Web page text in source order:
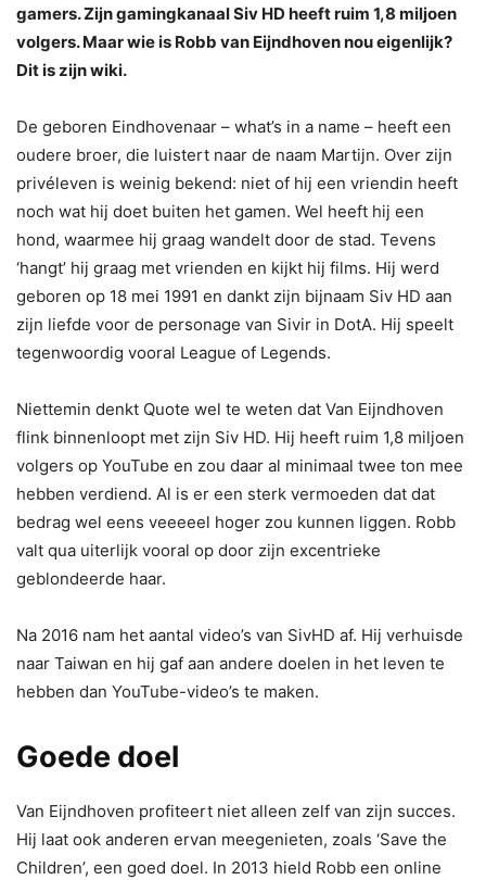
gamers. Zijn gamingkanaal Siv HD heeft ruim 1,8 miljoen
volgers. Maar wie is Robb van Eijndhoven nou eigenlijk?
Dit is zijn wiki.
De geboren Eindhovenaar – what’s in a name – heeft een
oudere broer, die luistert naar de naam Martijn. Over zijn
privéleven is weinig bekend: niet of hij een vriendin heeft
noch wat hij doet buiten het gamen. Wel heeft hij een
hond, waarmee hij graag wandelt door de stad. Tevens
‘hangt’ hij graag met vrienden en kijkt hij films. Hij werd
geboren op 18 mei 1991 en dankt zijn bijnaam Siv HD aan
zijn liefde voor de personage van Sivir in DotA. Hij speelt
tegenwoordig vooral League of Legends.
Niettemin denkt Quote wel te weten dat Van Eijndhoven
flink binnenloopt met zijn Siv HD. Hij heeft ruim 1,8 miljoen
volgers op YouTube en zou daar al minimaal twee ton mee
hebben verdiend. Al is er een sterk vermoeden dat dat
bedrag wel eens veeeeel hoger zou kunnen liggen. Robb
valt qua uiterlijk vooral op door zijn excentrieke
geblondeerde haar.
Na 2016 nam het aantal video’s van SivHD af. Hij verhuisde
naar Taiwan en hij gaf aan andere doelen in het leven te
hebben dan YouTube-video’s te maken.
Goede doel
Van Eijndhoven profiteert niet alleen zelf van zijn succes.
Hij laat ook anderen ervan meegenieten, zoals ‘Save the
Children’, een goed doel. In 2013 hield Robb een online